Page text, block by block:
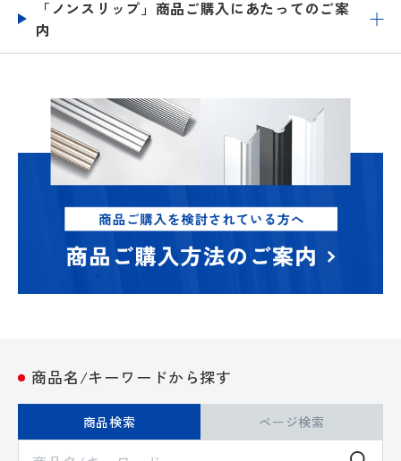
「ノンスリップ」商品ご購入にあたってのご案
内
商品名/キーワードから探す
商品検索 ページ検索